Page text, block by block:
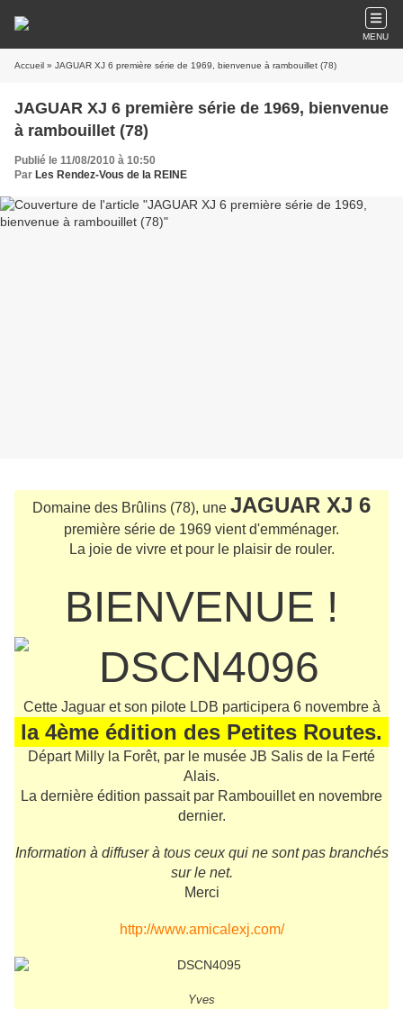
MENU
Accueil » JAGUAR XJ 6 première série de 1969, bienvenue à rambouillet (78)
JAGUAR XJ 6 première série de 1969, bienvenue
à rambouillet (78)
Publié le 11/08/2010 à 10:50
Par Les Rendez-Vous de la REINE
Domaine des Brûlins (78), une JAGUAR XJ 6
première série de 1969 vient d'emménager.
La joie de vivre et pour le plaisir de rouler.
BIENVENUE !
Cette Jaguar et son pilote LDB participera 6 novembre à
la 4ème édition des Petites Routes.
Départ Milly la Forêt, par le musée JB Salis de la Ferté
Alais.
La dernière édition passait par Rambouillet en novembre
dernier.
Information à diffuser à tous ceux qui ne sont pas branchés
sur le net.
Merci
http://www.amicalexj.com/
Yves